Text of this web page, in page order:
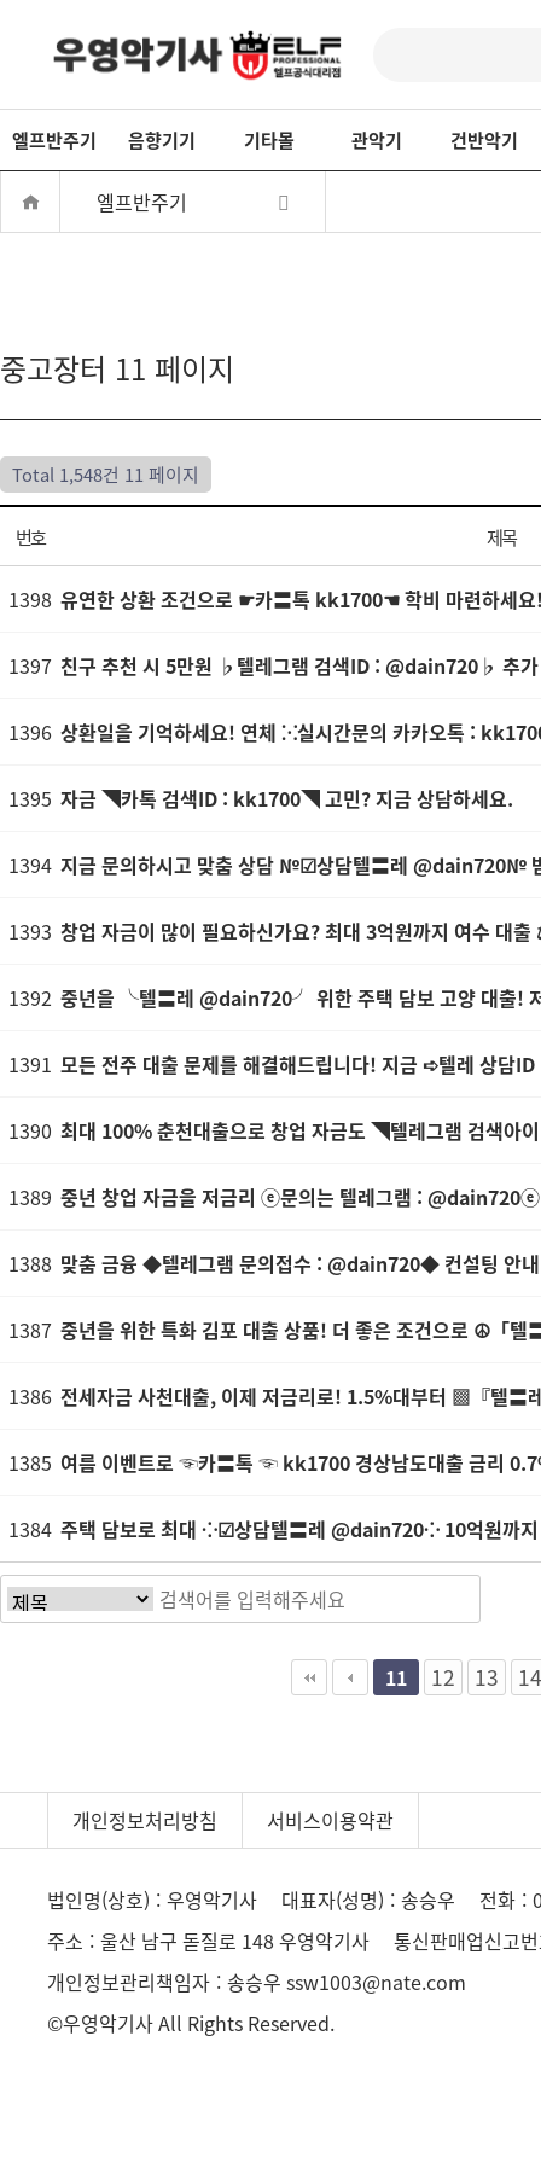
엘프반주기 음향기기 기타몰 관악기 건반악기
엘프반주기
중고장터 11 페이지
Total 1,548건 11 페이지
번호 제목
1398 유연한 상환 조건으로 ☛카〓톡 kk1700☚ 학비 마련하세
1397 친구 추천 시 5만원 ♭텔레그램 검색ID : @dain720♭ 추
1396 상환일을 기억하세요! 연체 ⁙실시간문의 카카오톡 :
1395 자금 ◥카톡 검색ID : kk1700◥ 고민? 지금 상담하세요.
1394 지금 문의하시고 맞춤 상담 №☑상담텔〓레 @dain720№
1393 창업 자금이 많이 필요하신가요? 최대 3억원까지 여수
1392 중년을 ╰텔〓레 @dain720╯ 위한 주택 담보 고양 대출!
1391 모든 전주 대출 문제를 해결해드립니다! 지금 ➪텔레 상담
1390 최대 100% 춘천대출으로 창업 자금도 ◥텔레그램 검색
1389 중년 창업 자금을 저금리 ⓔ문의는 텔레그램 :
1388 맞춤 금융 ◆텔레그램 문의접수 : @dain720◆ 컨설팅 안내
1387 중년을 위한 특화 김포 대출 상품! 더 좋은 조건으로 ☮「
1386 전세자금 사천대출, 이제 저금리로! 1.5%대부터 ▩『텔
1385 여름 이벤트로 ☜카〓톡 ☜ kk1700 경상남도대출 금리
1384 주택 담보로 최대 ⁘☑상담텔〓레 @dain720⁘ 10억원까지
11 12 13 14
개인정보처리방침 서비스이용약관
법인명(상호) 우영악기사 대표자(성명) 송승우 전화
주소
울산 남구 돋질로 148 우영악기사
통신판매업신고
개인정보관리책임자 송승우 ssw1003@nate.com
©우영악기사 All Rights Reserved.